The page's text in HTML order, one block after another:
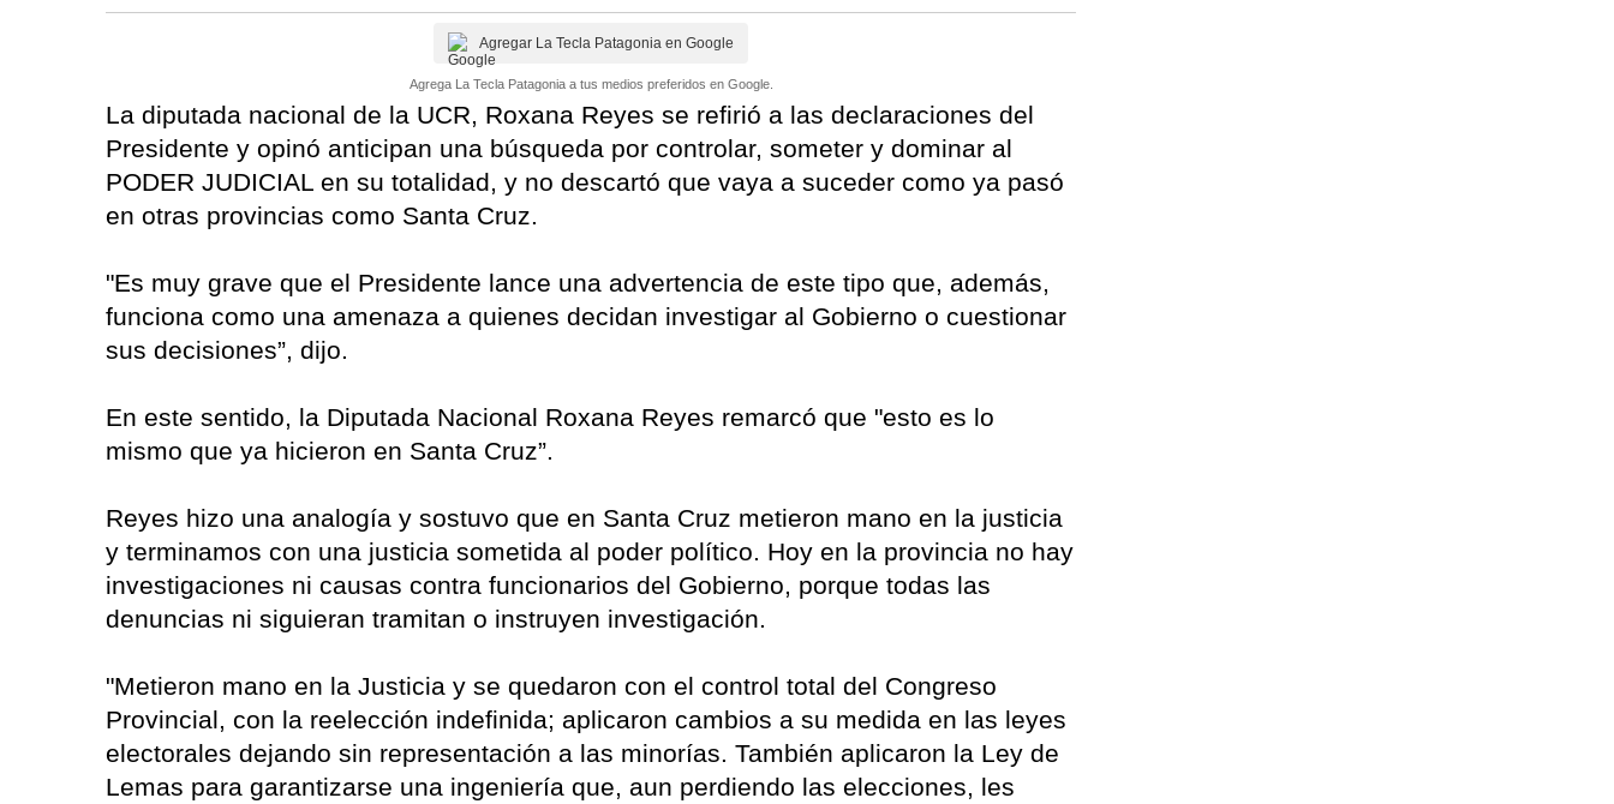
Agregar La Tecla Patagonia en Google
Agrega La Tecla Patagonia a tus medios preferidos en Google.
La diputada nacional de la UCR, Roxana Reyes se refirió a las declaraciones del
Presidente y opinó anticipan una búsqueda por controlar, someter y dominar al
PODER JUDICIAL en su totalidad, y no descartó que vaya a suceder como ya pasó
en otras provincias como Santa Cruz.
"Es muy grave que el Presidente lance una advertencia de este tipo que, además,
funciona como una amenaza a quienes decidan investigar al Gobierno o cuestionar
sus decisiones”, dijo.
En este sentido, la Diputada Nacional Roxana Reyes remarcó que "esto es lo
mismo que ya hicieron en Santa Cruz”.
Reyes hizo una analogía y sostuvo que en Santa Cruz metieron mano en la justicia
y terminamos con una justicia sometida al poder político. Hoy en la provincia no hay
investigaciones ni causas contra funcionarios del Gobierno, porque todas las
denuncias ni siguieran tramitan o instruyen investigación.
"Metieron mano en la Justicia y se quedaron con el control total del Congreso
Provincial, con la reelección indefinida; aplicaron cambios a su medida en las leyes
electorales dejando sin representación a las minorías. También aplicaron la Ley de
Lemas para garantizarse una ingeniería que, aun perdiendo las elecciones, les